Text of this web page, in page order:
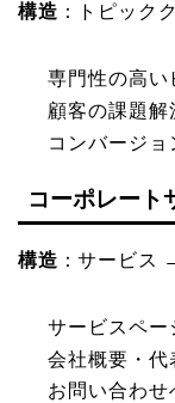
構造 ：トピック
専門性の高い
顧客の課題
コンバージ
コーポレート
構造 ：サービス
サービスペー
会社概要・代
お問い合わせ